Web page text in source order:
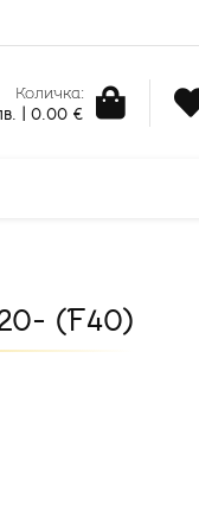
Количка:
| 0.00 €
(F40)